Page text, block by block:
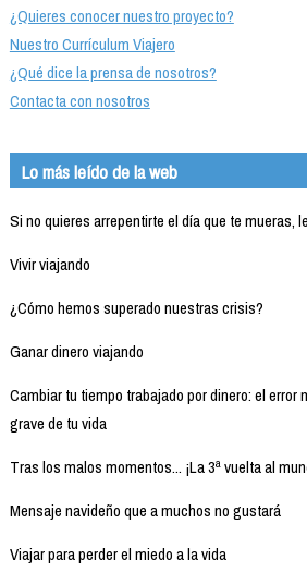
¿Quieres conocer nuestro proyecto?
Nuestro Currículum Viajero
¿Qué dice la prensa de nosotros?
Contacta con nosotros
Lo más leído de la web
Si no quieres arrepentirte el día que te mueras,
Vivir viajando
¿Cómo hemos superado nuestras crisis?
Ganar dinero viajando
Cambiar tu tiempo trabajado por dinero: el error
grave de tu vida
Tras los malos momentos... ¡La 3ª vuelta al
Mensaje navideño que a muchos no gustará
Viajar para perder el miedo a la vida